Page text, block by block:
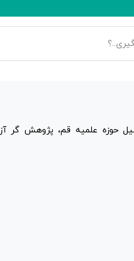
حوزه علمیه قم، پژوهش گر